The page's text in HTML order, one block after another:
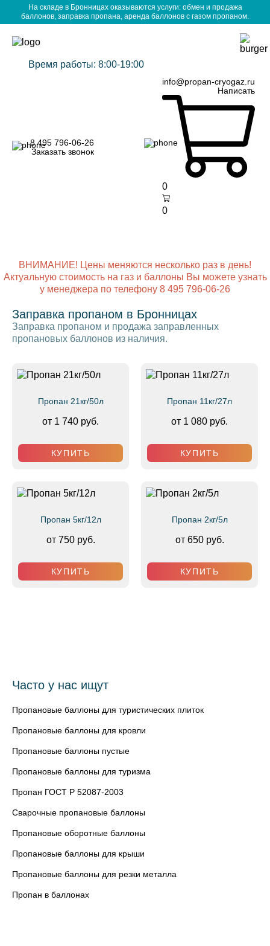
На складе в Бронницах оказываются услуги: обмен и продажа
баллонов, заправка пропана, аренда баллонов с газом пропаном.
Время работы: 8:00-19:00
8 495 796-06-26
Заказать звонок
info@propan-cryogaz.ru
Написать
0
0
ВНИМАНИЕ! Цены меняются несколько раз в день!
Актуальную стоимость на газ и баллоны Вы можете узнать
у менеджера по телефону 8 495 796-06-26
Заправка пропаном в Бронницах
Заправка пропаном и продажа заправленных
пропановых баллонов из наличия.
Пропан 21кг/50л
от 1 740 руб.
КУПИТЬ
Пропан 11кг/27л
от 1 080 руб.
КУПИТЬ
Пропан 5кг/12л
от 750 руб.
КУПИТЬ
Пропан 2кг/5л
от 650 руб.
КУПИТЬ
Часто у нас ищут
Пропановые баллоны для туристических плиток
Пропановые баллоны для кровли
Пропановые баллоны пустые
Пропановые баллоны для туризма
Пропан ГОСТ Р 52087-2003
Сварочные пропановые баллоны
Пропановые оборотные баллоны
Пропановые баллоны для крыши
Пропановые баллоны для резки металла
Пропан в баллонах